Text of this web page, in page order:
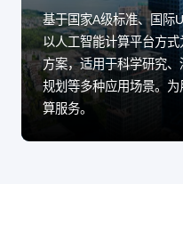
基于国家A级标准、国际
以人工智能计算平台方
方案，适用于科学研究
规划等多种应用场景。
算服务。